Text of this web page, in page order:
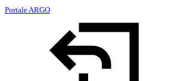
Portale ARGO